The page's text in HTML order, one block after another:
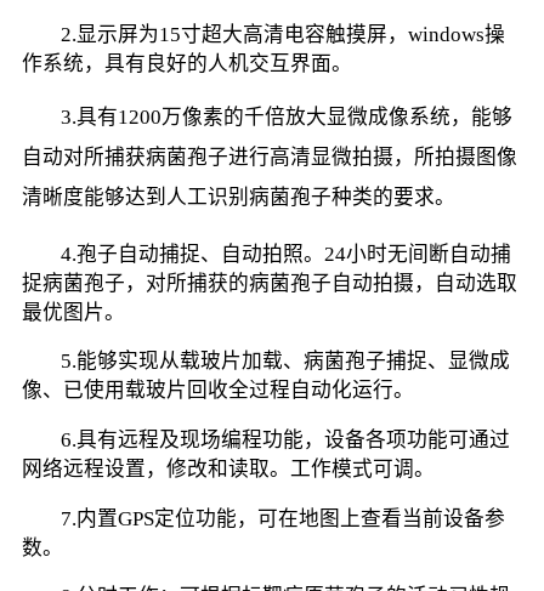
作系统，具有良好的人机交互界面。
自动对所捕获病菌孢子进行高清显微拍摄，所拍摄图像
清晰度能够达到人工识别病菌孢子种类的要求。
捉病菌孢子，对所捕获的病菌孢子自动拍摄，自动选取
最优图片。
像、已使用载玻片回收全过程自动化运行。
网络远程设置，修改和读取。工作模式可调。
数。